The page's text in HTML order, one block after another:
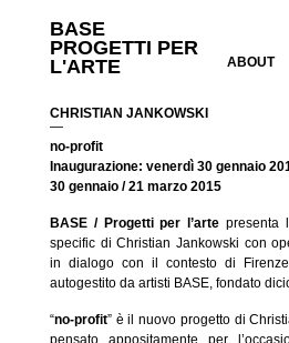
BASE
PROGETTI PER
L'ARTE
ABOUT
CHRISTIAN JANKOWSKI
—
no-profit
Inaugurazione: venerdì 30 gennaio
30 gennaio / 21 marzo 2015
BASE / Progetti per l’arte presenta
specific di Christian Jankowski con
in dialogo con il contesto di
autogestito da artisti BASE, fondato
“no-profit” è il nuovo progetto di
pensato appositamente per